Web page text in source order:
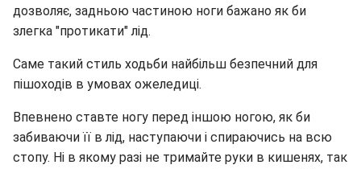
дозволяє, задньою частиною ноги бажано як би
злегка "протикати" лід.
Саме такий стиль ходьби найбільш безпечний для
пішоходів в умовах ожеледиці.
Впевнено ставте ногу перед іншою ногою, як би
забиваючи її в лід, наступаючи і спираючись на всю
стопу. Ні в якому разі не тримайте руки в кишенях, так